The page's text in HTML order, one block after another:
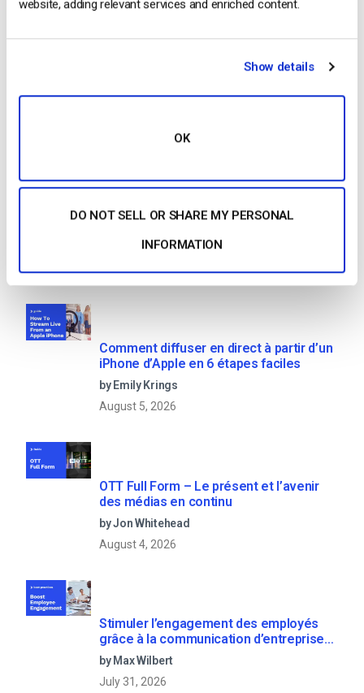
website, adding relevant services and enriched content.
Show details
OK
DO NOT SELL OR SHARE MY PERSONAL
INFORMATION
CONTINUER LA LECTURE
Recent
Comment diffuser en direct à partir d’un
iPhone d’Apple en 6 étapes faciles
by Emily Krings
August 5, 2026
OTT Full Form – Le présent et l’avenir
des médias en continu
by Jon Whitehead
August 4, 2026
Stimuler l’engagement des employés
grâce à la communication d’entreprise
en direct
by Max Wilbert
July 31, 2026